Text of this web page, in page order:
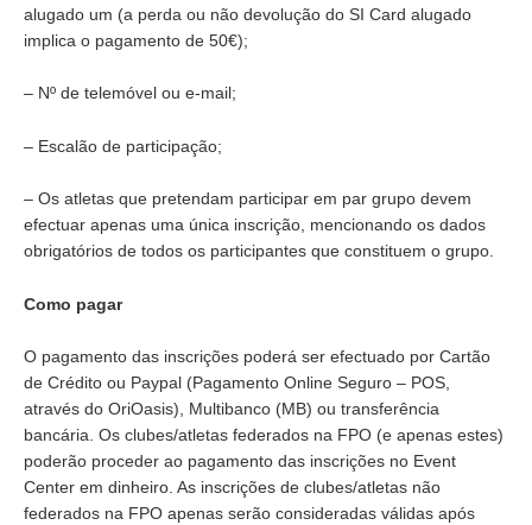
alugado um (a perda ou não devolução do SI Card alugado
implica o pagamento de 50€);
– Nº de telemóvel ou e-mail;
– Escalão de participação;
– Os atletas que pretendam participar em par grupo devem
efectuar apenas uma única inscrição, mencionando os dados
obrigatórios de todos os participantes que constituem o grupo.
Como pagar
O pagamento das inscrições poderá ser efectuado por Cartão
de Crédito ou Paypal (Pagamento Online Seguro – POS,
através do OriOasis), Multibanco (MB) ou transferência
bancária. Os clubes/atletas federados na FPO (e apenas estes)
poderão proceder ao pagamento das inscrições no Event
Center em dinheiro. As inscrições de clubes/atletas não
federados na FPO apenas serão consideradas válidas após